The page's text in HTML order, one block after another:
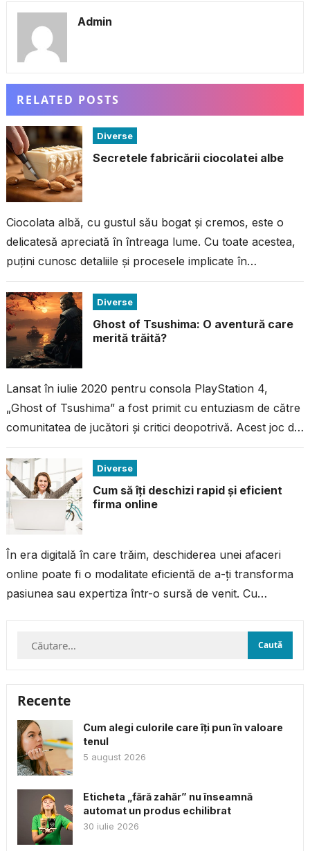
Admin
RELATED POSTS
Diverse
Secretele fabricării ciocolatei albe
Ciocolata albă, cu gustul său bogat și cremos, este o
delicatesă apreciată în întreaga lume. Cu toate acestea,
puțini cunosc detaliile și procesele implicate în
Diverse
Ghost of Tsushima: O aventură care
merită trăită?
Lansat în iulie 2020 pentru consola PlayStation 4,
„Ghost of Tsushima” a fost primit cu entuziasm de către
comunitatea de jucători și critici deopotrivă. Acest joc de
Diverse
Cum să îți deschizi rapid și eficient
firma online
În era digitală în care trăim, deschiderea unei afaceri
online poate fi o modalitate eficientă de a-ți transforma
pasiunea sau expertiza într-o sursă de venit. Cu
Caută
Recente
Cum alegi culorile care îți pun în valoare
tenul
5 august 2026
Eticheta „fără zahăr” nu înseamnă
automat un produs echilibrat
30 iulie 2026